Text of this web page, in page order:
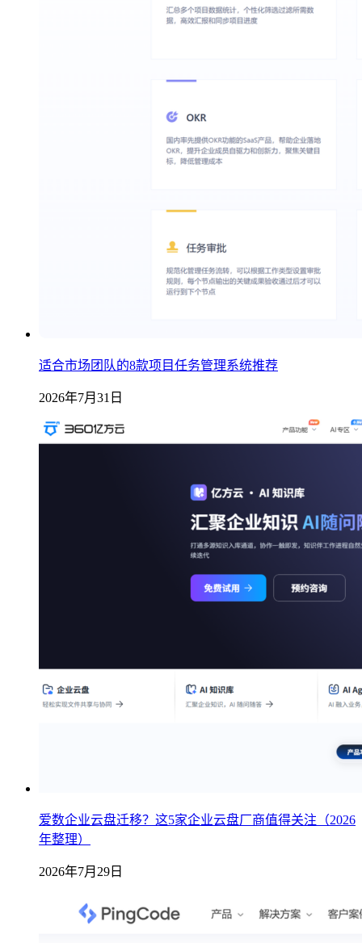
适合市场团队的8款项目任务管理系统推荐
2026年7月31日
爱数企业云盘迁移？这5家企业云盘厂商值得关注（2026
年整理）
2026年7月29日